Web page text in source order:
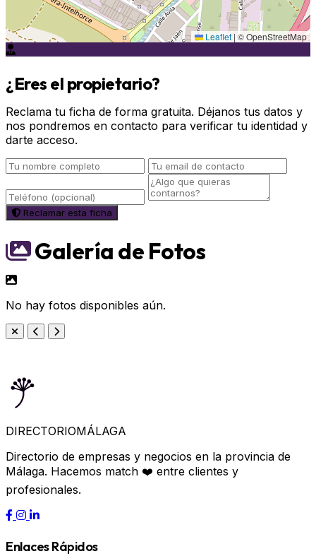
Leaflet | © OpenStreetMap
¿Eres el propietario?
Reclama tu ficha de forma gratuita. Déjanos tus datos y
nos pondremos en contacto para verificar tu identidad y
darte acceso.
Reclamar esta ficha
Galería de Fotos
No hay fotos disponibles aún.
DIRECTORIOMÁLAGA
Directorio de empresas y negocios en la provincia de
Málaga. Hacemos match ❤️ entre clientes y
profesionales.
Enlaces Rápidos